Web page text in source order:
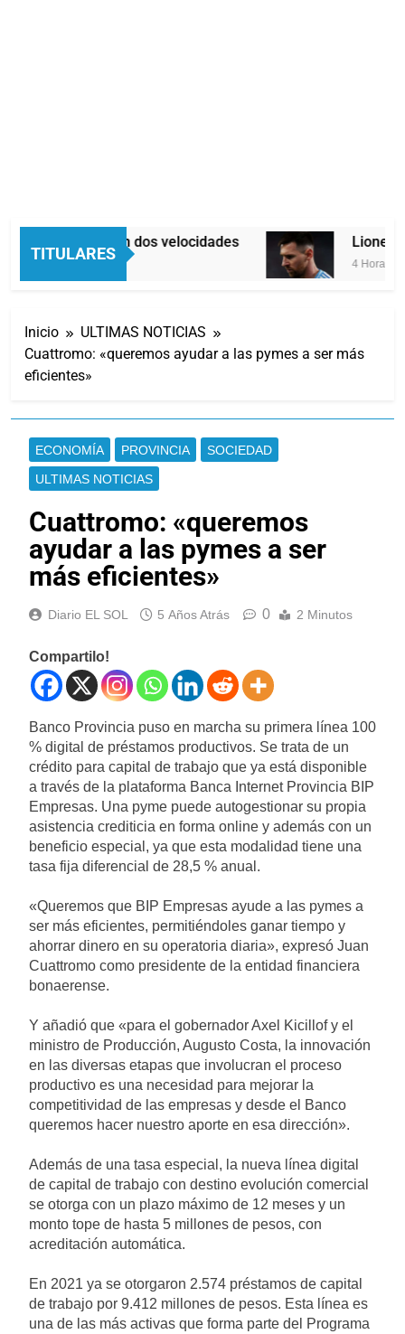
TITULARES
Economía en dos velocidades Lionel
4 Horas
Inicio
ULTIMAS NOTICIAS
Cuattromo: «queremos ayudar a las pymes a ser más
eficientes»
ECONOMÍA PROVINCIA
SOCIEDAD
ULTIMAS NOTICIAS
Cuattromo: «queremos
ayudar a las pymes a ser
más eficientes»
Diario EL SOL 5 Años Atrás 0 2 Minutos
Compartilo!
Banco Provincia puso en marcha su primera línea 100
% digital de préstamos productivos. Se trata de un
crédito para capital de trabajo que ya está disponible
a través de la plataforma Banca Internet Provincia BIP
Empresas. Una pyme puede autogestionar su propia
asistencia crediticia en forma online y además con un
beneficio especial, ya que esta modalidad tiene una
tasa fija diferencial de 28,5 % anual.
«Queremos que BIP Empresas ayude a las pymes a
ser más eficientes, permitiéndoles ganar tiempo y
ahorrar dinero en su operatoria diaria», expresó Juan
Cuattromo como presidente de la entidad financiera
bonaerense.
Y añadió que «para el gobernador Axel Kicillof y el
ministro de Producción, Augusto Costa, la innovación
en las diversas etapas que involucran el proceso
productivo es una necesidad para mejorar la
competitividad de las empresas y desde el Banco
queremos hacer nuestro aporte en esa dirección».
Además de una tasa especial, la nueva línea digital
de capital de trabajo con destino evolución comercial
se otorga con un plazo máximo de 12 meses y un
monto tope de hasta 5 millones de pesos, con
acreditación automática.
En 2021 ya se otorgaron 2.574 préstamos de capital
de trabajo por 9.412 millones de pesos. Esta línea es
una de las más activas que forma parte del Programa